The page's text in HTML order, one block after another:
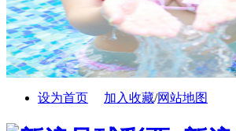
设为首页 加入收藏/网站地图